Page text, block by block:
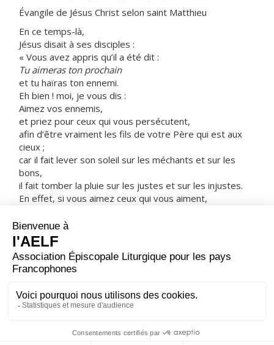
Évangile de Jésus Christ selon saint Matthieu
En ce temps-là,
Jésus disait à ses disciples :
« Vous avez appris qu’il a été dit :
Tu aimeras ton prochain
et tu haïras ton ennemi.
Eh bien ! moi, je vous dis :
Aimez vos ennemis,
et priez pour ceux qui vous persécutent,
afin d’être vraiment les fils de votre Père qui est aux
cieux ;
car il fait lever son soleil sur les méchants et sur les
bons,
il fait tomber la pluie sur les justes et sur les injustes.
En effet, si vous aimez ceux qui vous aiment,
Les publicains eux-mêmes n’en font-ils pas autant ?
Et si vous ne saluez que vos frères,
que faites-vous d’extraordinaire ?
Les païens eux-mêmes n’en font-ils pas autant ?
Vous donc, vous serez parfaits
comme votre Père céleste est parfait. »
– Acclamons la Parole de Dieu.